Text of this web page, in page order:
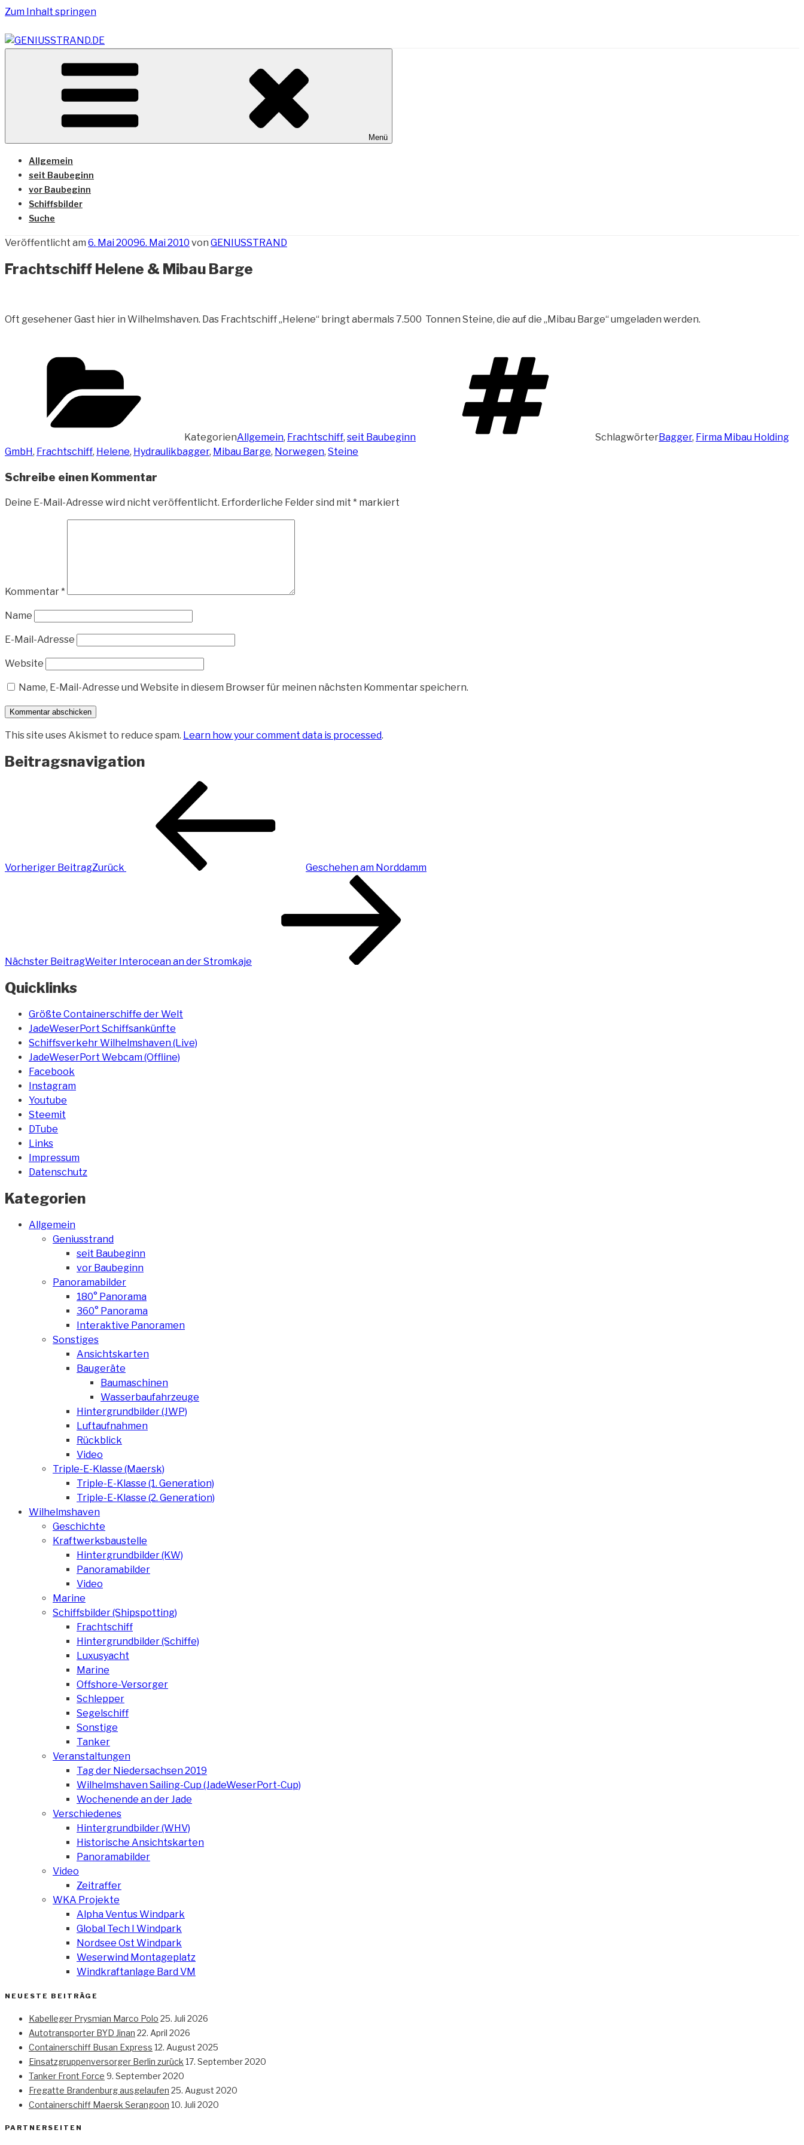
Zum Inhalt springen
GENIUSSTRAND.DE
Vom Geniusstrand zum JadeWeserPort/Container Terminal Wilhelmshaven
Menü
Allgemein
seit Baubeginn
vor Baubeginn
Schiffsbilder
Suche
Veröffentlicht am 6. Mai 20096. Mai 2010 von GENIUSSTRAND
Frachtschiff Helene & Mibau Barge
Oft gesehener Gast hier in Wilhelmshaven. Das Frachtschiff „Helene“ bringt abermals7.500 Tonnen Steine, die auf die „Mibau Barge“ umgeladen werden.
KategorienAllgemein, Frachtschiff, seit Baubeginn SchlagwörterBagger, Firma Mibau Holding
GmbH, Frachtschiff, Helene, Hydraulikbagger, Mibau Barge, Norwegen, Steine
Schreibe einen Kommentar
Deine E-Mail-Adresse wird nicht veröffentlicht. Erforderliche Felder sind mit * markiert
Kommentar*
Name
E-Mail-Adresse
Website
Name, E-Mail-Adresse und Website in diesem Browser für meinen nächsten Kommentar speichern.
This site uses Akismet to reduce spam. Learn how your comment data is processed.
Beitragsnavigation
Vorheriger BeitragZurück Geschehen am Norddamm
Nächster BeitragWeiter Interocean an der Stromkaje
Quicklinks
Größte Containerschiffe der Welt
JadeWeserPort Schiffsankünfte
Schiffsverkehr Wilhelmshaven (Live)
JadeWeserPort Webcam (Offline)
Facebook
Instagram
Youtube
Steemit
DTube
Links
Impressum
Datenschutz
Kategorien
Allgemein
Geniusstrand
seit Baubeginn
vor Baubeginn
Panoramabilder
180° Panorama
360° Panorama
Interaktive Panoramen
Sonstiges
Ansichtskarten
Baugeräte
Baumaschinen
Wasserbaufahrzeuge
Hintergrundbilder (JWP)
Luftaufnahmen
Rückblick
Video
Triple-E-Klasse (Maersk)
Triple-E-Klasse (1. Generation)
Triple-E-Klasse (2. Generation)
Wilhelmshaven
Geschichte
Kraftwerksbaustelle
Hintergrundbilder (KW)
Panoramabilder
Video
Marine
Schiffsbilder (Shipspotting)
Frachtschiff
Hintergrundbilder (Schiffe)
Luxusyacht
Marine
Offshore-Versorger
Schlepper
Segelschiff
Sonstige
Tanker
Veranstaltungen
Tag der Niedersachsen 2019
Wilhelmshaven Sailing-Cup (JadeWeserPort-Cup)
Wochenende an der Jade
Verschiedenes
Hintergrundbilder (WHV)
Historische Ansichtskarten
Panoramabilder
Video
Zeitraffer
WKA Projekte
Alpha Ventus Windpark
Global Tech I Windpark
Nordsee Ost Windpark
Weserwind Montageplatz
Windkraftanlage Bard VM
NEUESTE BEITRÄGE
Kabelleger Prysmian Marco Polo 25. Juli 2026
Autotransporter BYD Jinan 22. April 2026
Containerschiff Busan Express 12. August 2025
Einsatzgruppenversorger Berlin zurück 17. September 2020
Tanker Front Force 9. September 2020
Fregatte Brandenburg ausgelaufen 25. August 2020
Containerschiff Maersk Serangoon 10. Juli 2020
PARTNERSEITEN